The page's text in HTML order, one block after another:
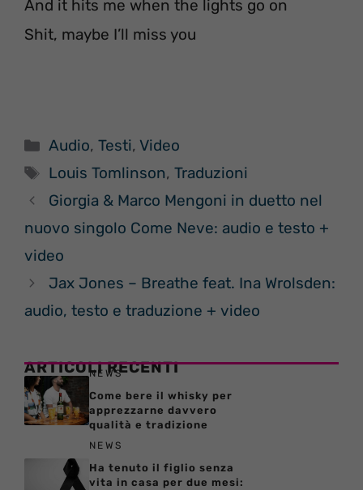
And it hits me when the lights go on
Shit, maybe I’ll miss you
Categorie
Audio,Testi,Video
Tag
Louis Tomlinson,Traduzioni
Giorgia & Marco Mengoni in duetto nel
nuovo singolo Come Neve: audio e testo +
video
Jax Jones – Breathe feat. Ina Wrolsden:
audio, testo e traduzione + video
ARTICOLI RECENTI
NEWS
Come bere il whisky per
apprezzarne davvero
qualità e tradizione
NEWS
Ha tenuto il figlio senza
vita in casa per due mesi: